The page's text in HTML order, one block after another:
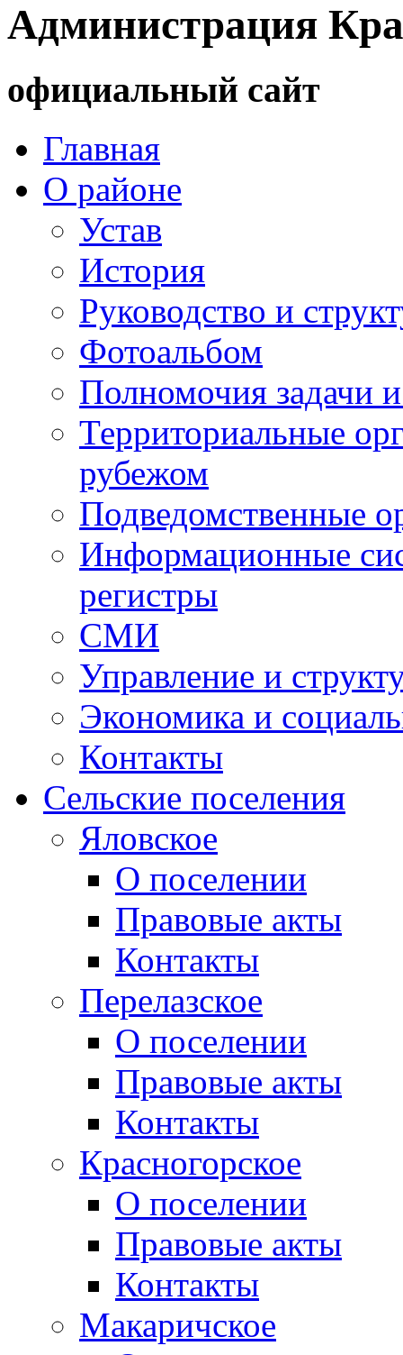
Администрация
официальный сайт
Главная
О районе
Устав
История
Руководство и
Фотоальбом
Полномочия задачи
Территориальные
рубежом
Подведомственные
Информационные
регистры
СМИ
Управление и
Экономика и
Контакты
Сельские поселения
Яловское
О поселении
Правовые акты
Контакты
Перелазское
О поселении
Правовые акты
Контакты
Красногорское
О поселении
Правовые акты
Контакты
Макаричское